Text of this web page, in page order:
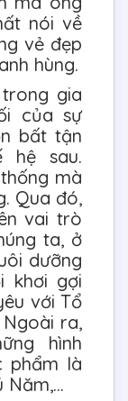
nói về
vẻ đẹp
hùng.
gia
của sự
bất tận
hệ sau.
mà
Qua đó,
vai trò
ta, ở
dưỡng
khơi gợi
với Tổ
ra,
hình
phẩm là
Năm,…